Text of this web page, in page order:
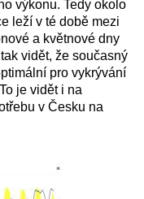
výkonu. Tedy okolo
leží v té době mezi
a květnové dny
vidět, že současný
pro vykrývání
je vidět i na
v Česku na